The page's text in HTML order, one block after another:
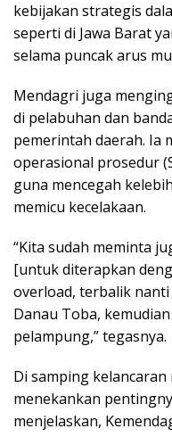
kebijakan strategis
seperti di Jawa Barat
selama puncak arus
Mendagri juga
di pelabuhan dan
pemerintah daerah. Ia
operasional prosedur
guna mencegah
memicu kecelakaan.
“Kita sudah meminta
[untuk diterapkan
overload, terbalik
Danau Toba,
pelampung,” tegasnya.
Di samping
menekankan
menjelaskan,